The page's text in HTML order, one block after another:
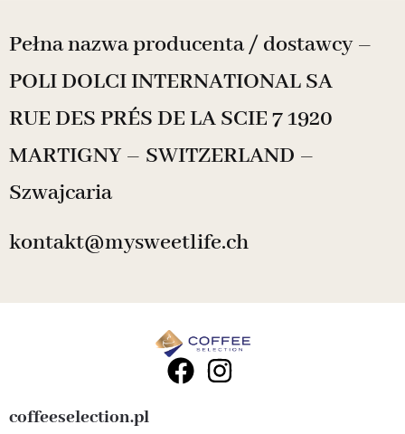
Pełna nazwa producenta / dostawcy –
POLI DOLCI INTERNATIONAL SA
RUE DES PRÉS DE LA SCIE 7 1920
MARTIGNY – SWITZERLAND –
Szwajcaria
kontakt@mysweetlife.ch
coffeeselection.pl